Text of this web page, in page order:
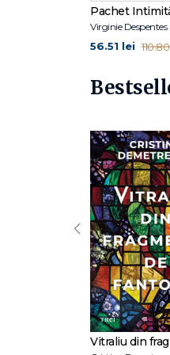
Virginie Despentes
56.51 lei
‹